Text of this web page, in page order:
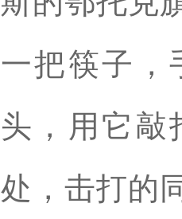
一把筷子，
头，用它敲
处，击打的